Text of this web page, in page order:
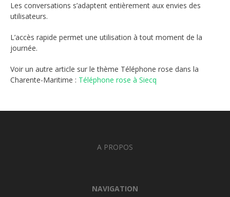
Les conversations s’adaptent entièrement aux envies des
utilisateurs.
L’accès rapide permet une utilisation à tout moment de la
journée.
Voir un autre article sur le thème Téléphone rose dans la
Charente-Maritime : Téléphone rose à Siecq
A PROPOS
NAVIGATION